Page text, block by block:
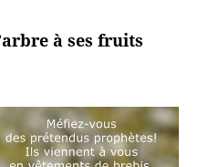
à ses fruits